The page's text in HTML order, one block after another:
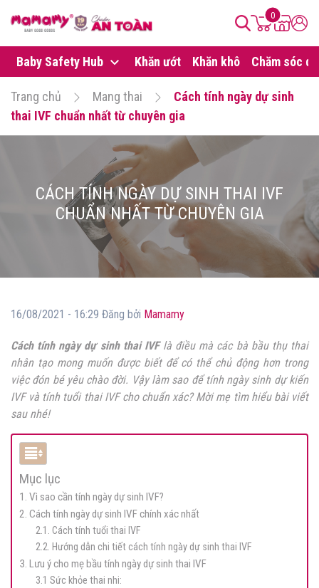
0
Baby Safety Hub Khăn ướt Khăn khô Chăm sóc da
Trang chủ Mang thai
Cách tính ngày dự sinh
thai IVF chuẩn nhất từ chuyên gia
CÁCH TÍNH NGÀY DỰ SINH THAI IVF
CHUẨN NHẤT TỪ CHUYÊN GIA
16/08/2021 - 16:29 Đăng bởi Mamamy
Cách tính ngày dự sinh thai IVFlà điều mà các bà bầu thụ thai
nhân tạo mong muốn được biết để có thể chủ động hơn trong
việc đón bé yêu chào đời. Vậy làm sao để tính ngày sinh dự kiến
IVF và tính tuổi thai IVF cho chuẩn xác? Mời mẹ tìm hiểu bài viết
sau nhé!
Mục lục
1. Vì sao cần tính ngày dự sinh IVF?
2. Cách tính ngày dự sinh IVF chính xác nhất
2.1. Cách tính tuổi thai IVF
2.2. Hướng dẫn chi tiết cách tính ngày dự sinh thai IVF
3. Lưu ý cho mẹ bầu tính ngày dự sinh thai IVF
3.1 Sức khỏe thai nhi: